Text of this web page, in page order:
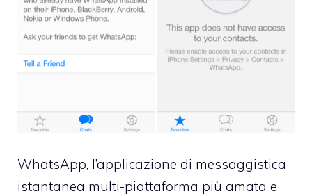
WhatsApp, l’applicazione di messaggistica
istantanea multi-piattaforma più amata e